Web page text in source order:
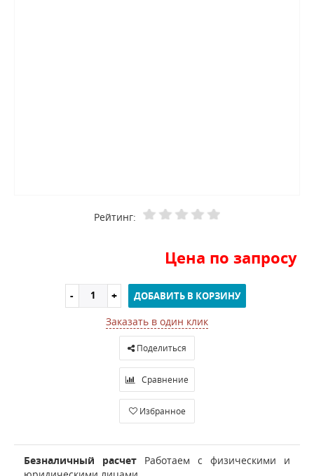
Рейтинг:
Цена по запросу
ДОБАВИТЬ В КОРЗИНУ
Заказать в один клик
Поделиться
Сравнение
Избранное
Безналичный расчет Работаем с физическими и